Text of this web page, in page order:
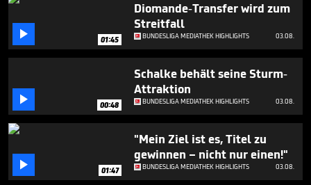
 01:45
Diomande-Transfer wird zum
Streitfall
BUNDESLIGA MEDIATHEK HIGHLIGHTS 03.08.
 00:48
Schalke behält seine Sturm-
Attraktion
BUNDESLIGA MEDIATHEK HIGHLIGHTS 03.08.
 01:47
"Mein Ziel ist es, Titel zu
gewinnen – nicht nur einen!"
BUNDESLIGA MEDIATHEK HIGHLIGHTS 03.08.